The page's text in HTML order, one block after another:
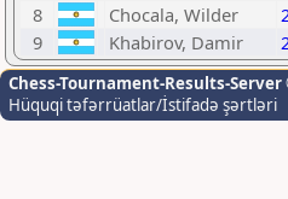
8
Chocala, Wilder
9
Khabirov, Damir
Chess-Tournament-Results-Server
Hüquqi təfərrüatlar/İstifadə şərtləri